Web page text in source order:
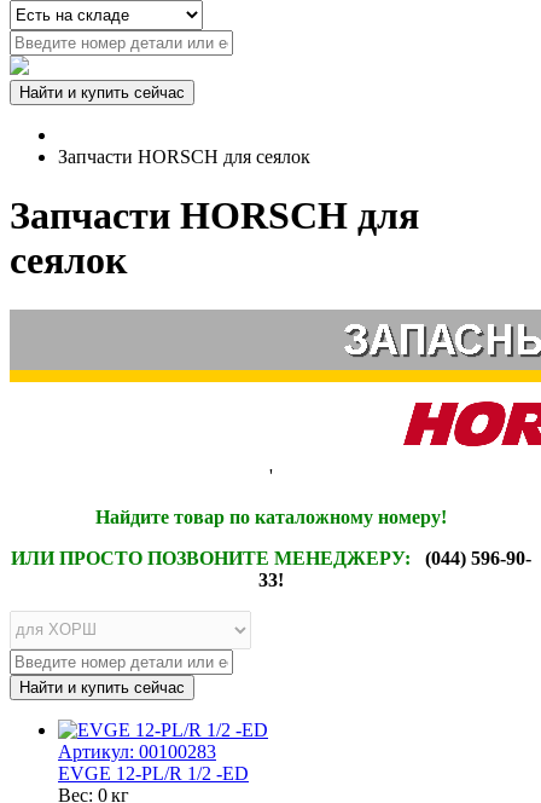
Запчасти HORSCH для сеялок
Запчасти HORSCH для
сеялок
'
Найдите товар по каталожному номеру!
ИЛИ ПРОСТО ПОЗВОНИТЕ МЕНЕДЖЕРУ: (044) 596-90-
33!
Артикул: 00100283
EVGE 12-PL/R 1/2 -ED
Вес: 0 кг